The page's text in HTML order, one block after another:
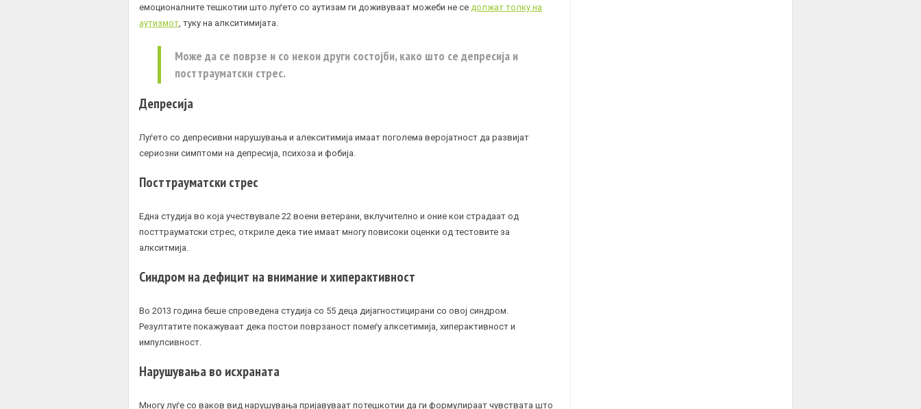
емоционалните тешкотии што луѓето со аутизам ги доживуваат можеби не се должат толку на
аутизмот , туку на алкситимијата.
Може да се поврзе и со некои други состојби, како што се депресија и
посттрауматски стрес.
Депресија
Луѓето со депресивни нарушувања и алекситимија имаат поголема веројатност да развијат
сериозни симптоми на депресија, психоза и фобија
Посттрауматски стрес
Една студија во која учествувале 22 воени ветерани, вклучително и оние кои страдаат од
посттрауматски стрес, откриле дека тие имаат многу повисоки оценки од тестовите за
алкситмија.
Синдром на дефицит на внимание и хиперактивност
Во 2013 година беше спроведена студија со 55 деца дијагностицирани со овој синдром.
Резултатите покажуваат дека постои поврзаност помеѓу алксетимија, хиперактивност и
импулсивност.
Нарушувања во исхраната
Многу луѓе со ваков вид нарушувања пријавуваат потешкотии да ги формулираат чувствата што